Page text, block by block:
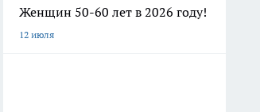
Женщин 50-60 лет в 2026 году!
12 июля